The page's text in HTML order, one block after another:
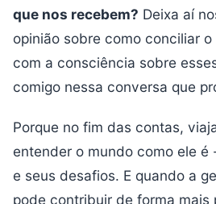
que nos recebem? Deixa aí
opinião sobre como conciliar
com a consciência sobre
comigo nessa conversa que
Porque no fim das contas,
entender o mundo como ele é
e seus desafios. E quando a
pode contribuir de forma mais